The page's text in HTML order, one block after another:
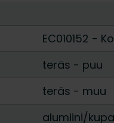
EC010152 -
teräs - puu
teräs - muu
alumiini/